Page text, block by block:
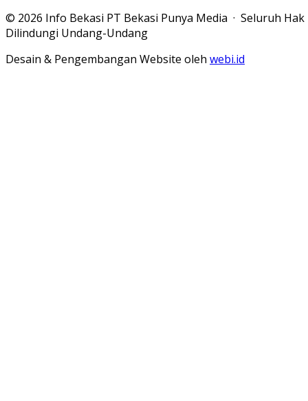
© 2026 Info Bekasi PT Bekasi Punya Media · Seluruh Hak
Dilindungi Undang-Undang
Desain & Pengembangan Website oleh webi.id